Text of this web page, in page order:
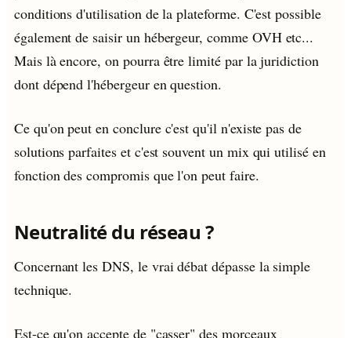
conditions d'utilisation de la plateforme. C'est possible
également de saisir un hébergeur, comme OVH etc...
Mais là encore, on pourra être limité par la juridiction
dont dépend l'hébergeur en question.
Ce qu'on peut en conclure c'est qu'il n'existe pas de
solutions parfaites et c'est souvent un mix qui utilisé en
fonction des compromis que l'on peut faire.
Neutralité du réseau ?
Concernant les DNS, le vrai débat dépasse la simple
technique.
Est-ce qu'on accepte de "casser" des morceaux